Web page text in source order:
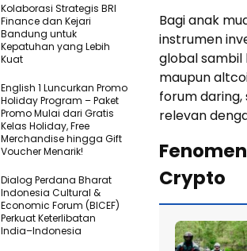
Bagi anak
instrumen
global sambil
maupun
forum
relevan
Crypto
Kolaborasi Strategis BRI
Finance dan Kejari
Bandung untuk
Kepatuhan yang Lebih
Kuat
English 1 Luncurkan Promo
Holiday Program – Paket
Promo Mulai dari Gratis
Kelas Holiday, Free
Merchandise hingga Gift
Voucher Menarik!
Dialog Perdana Bharat
Indonesia Cultural &
Economic Forum (BICEF)
Perkuat Keterlibatan
India–Indonesia